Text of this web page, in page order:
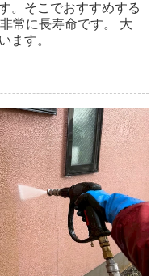
。そこでおすすめする
常に長寿命です。 大
ます。